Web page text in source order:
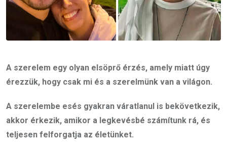
A szerelem egy olyan elsöprő érzés, amely miatt úgy
érezzük, hogy csak mi és a szerelmünk van a világon.
A szerelembe esés gyakran váratlanul is bekövetkezik,
akkor érkezik, amikor a legkevésbé számítunk rá, és
teljesen felforgatja az életünket.